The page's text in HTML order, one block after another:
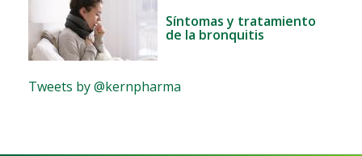
Síntomas y tratamiento
de la bronquitis
Tweets by @kernpharma